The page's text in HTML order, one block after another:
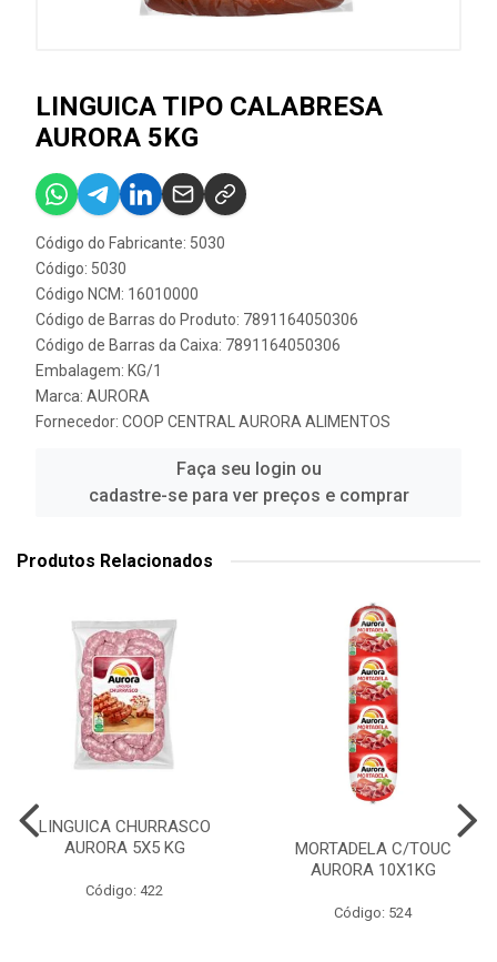
LINGUICA TIPO CALABRESA
AURORA 5KG
Código do Fabricante: 5030
Código: 5030
Código NCM: 16010000
Código de Barras do Produto: 7891164050306
Código de Barras da Caixa: 7891164050306
Embalagem: KG/1
Marca: AURORA
Fornecedor: COOP CENTRAL AURORA ALIMENTOS
Faça seu login ou
cadastre-se para ver preços e comprar
Produtos Relacionados
LINGUICA CHURRASCO
AURORA 5X5 KG
Código: 422
MORTADELA C/TOUC
AURORA 10X1KG
Código: 524